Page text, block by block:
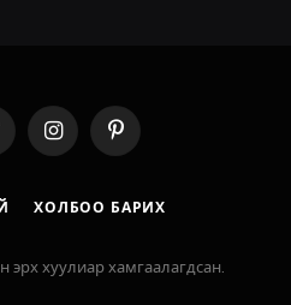
InstagramPinterest
ХОЛБОО БАРИХ
хуулиар хамгаалагдсан.